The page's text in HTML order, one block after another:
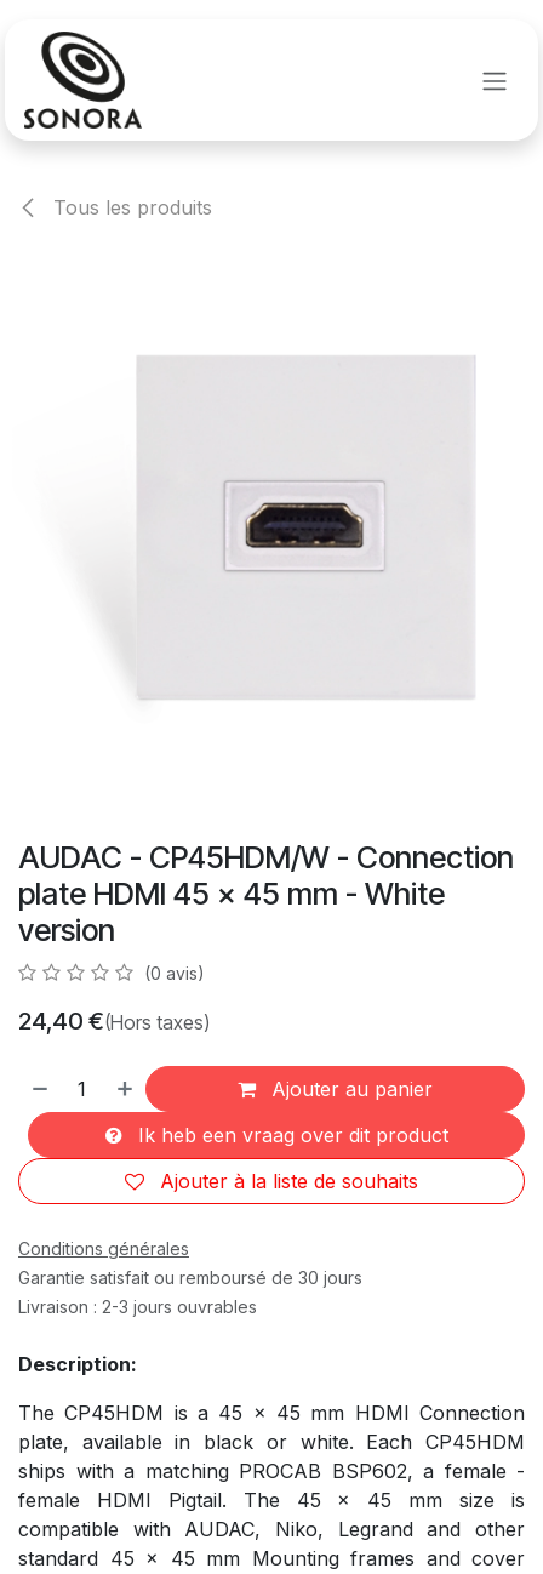
Tous les produits
AUDAC - CP45HDM/W - Connection
plate HDMI 45 x 45 mm - White
version
(0 avis)
24,40 €(Hors taxes)
Ajouter au panier
Ik heb een vraag over dit product
Ajouter à la liste de souhaits
Conditions générales
Garantie satisfait ou remboursé de 30 jours
Livraison : 2-3 jours ouvrables
Description:
The CP45HDM is a 45 x 45 mm HDMI Connection
plate, available in black or white. Each CP45HDM
ships with a matching PROCAB BSP602, a female -
female HDMI Pigtail. The 45 x 45 mm size is
compatible with AUDAC, Niko, Legrand and other
standard 45 x 45 mm Mounting frames and cover